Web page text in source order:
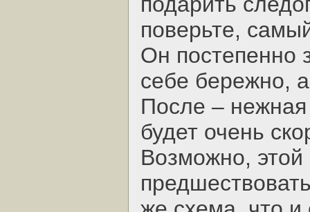
поверьте,
Он постепенно
себе бережно,
После –
будет очень
Возможно, этой